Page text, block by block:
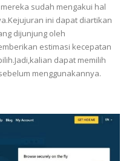
sudah mengakui hal
ini dapat diartikan
dijunjung oleh
estimasi kecepatan
dapat memilih
menggunakannya.